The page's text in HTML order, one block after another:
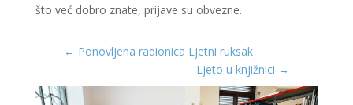
što već dobro znate, prijave su obvezne.
← Ponovljena radionica Ljetni ruksak
Ljeto u knjižnici →